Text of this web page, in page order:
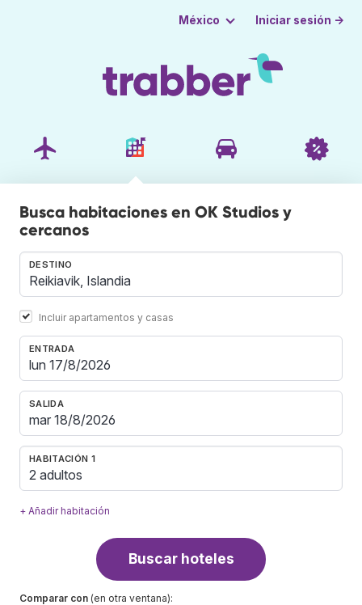
México Iniciar sesión →
Busca habitaciones en OK Studios y
cercanos
DESTINO
Incluir apartamentos y casas
ENTRADA
SALIDA
HABITACIÓN 1
2 adultos
+ Añadir habitación
Buscar hoteles
Comparar con (en otra ventana):